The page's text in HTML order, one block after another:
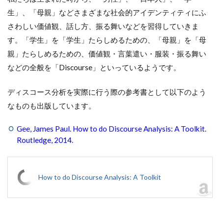
生」、「母親」などさまざまな社会的アイデンティティにふ
さわしい価値観、話し方、振る舞いなどを習得していきま
す。「学生」を「学生」たらしめるための、「母親」を「母
親」たらしめるための、価値観・言葉遣い・服装・振る舞い
などの全般を「Discourse」といっているようです。
ディスコース分析を実際に行う際の参考書として以下のよう
なものも出版しています。
Gee, James Paul. How to do Discourse Analysis: A Toolkit.
Routledge, 2014.
How to do Discourse Analysis: A Toolkit